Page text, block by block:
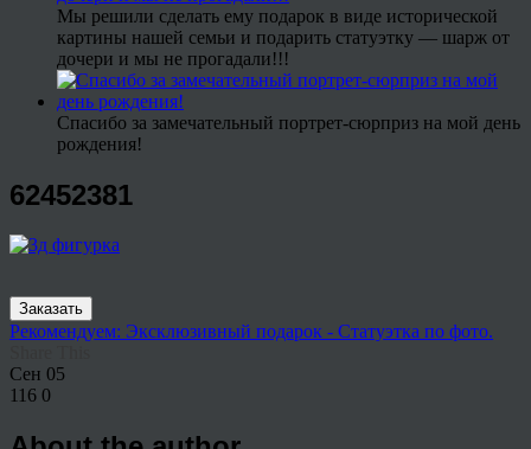
Мы решили сделать ему подарок в виде исторической
картины нашей семьи и подарить статуэтку — шарж от
дочери и мы не прогадали!!!
Спасибо за замечательный портрет-сюрприз на мой день
рождения!
62452381
Заказать
Рекомендуем: Эксклюзивный подарок - Статуэтка по фото.
Сен 05
116 0